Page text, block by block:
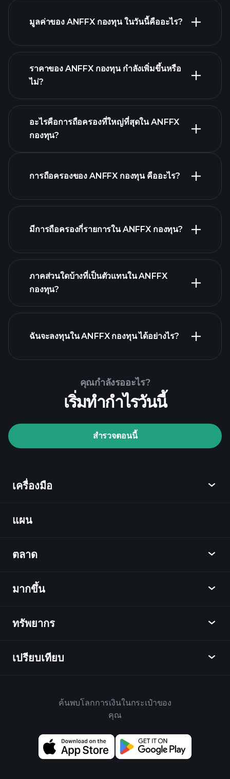
มูลค่าของ ANFFX กองทุน ในวันนี้คืออะไร?
ราคาของ ANFFX กองทุน กำลังเพิ่มขึ้นหรือ
ไม่?
อะไรคือการถือครองที่ใหญ่ที่สุดใน ANFFX
กองทุน?
การถือครองของ ANFFX กองทุน คืออะไร?
holdings
มีการถือครองกี่รายการใน ANFFX กองทุน?
ภาคส่วนใดบ้างที่เป็นตัวแทนใน ANFFX
กองทุน?
ฉันจะลงทุนใน ANFFX กองทุน ได้อย่างไร?
Playtrade Tournaments
โบรกเกอร์ที่แนะนำ
คุณกำลังรออะไร?
เริ่มทำกำไรวันนี้
สำรวจตอนนี้
เครื่องมือ
ค้นพบ
ศูนย์กลางการเรียนรู้
เดสก์ท็อป
แผน
ตลาด
ภาพรวม
ดัชนี
มากขึ้น
เป็นพันธมิตร
เกี่ยวกับเพลย์เทรด
ทรัพยากร
ศูนย์ช่วยเหลือ
นโยบายความเป็นส่วนตัว
การเปิดเผยความเสี่ยง
เปรียบเทียบ
Yahoo Finance
TradingView
ค้นพบโลกการเงินในกระเป๋าของ
คุณ